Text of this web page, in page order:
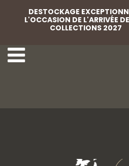
DESTOCKAGE
L'OCCASION DE L'ARRIVÉE
COLLECTIONS 2027